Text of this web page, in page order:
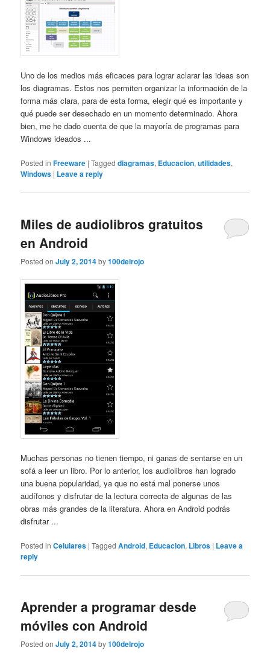
Uno de los medios más eficaces para lograr aclarar las ideas son
los diagramas. Estos nos permiten organizar la información de la
forma más clara, para de esta forma, elegir qué es importante y
qué puede ser desechado en un momento determinado. Ahora
bien, me he dado cuenta de que la mayoría de programas para
Windows ideados ...
Posted in Freeware |Tagged diagramas, Educacion,utilidades,
Windows | Leave a reply
Miles de audiolibros gratuitos
en Android
Posted onJuly 2, 2014by100delrojo
Muchas personas no tienen tiempo, ni ganas de sentarse en un
sofá a leer un libro. Por lo anterior, los audiolibros han logrado
una buena popularidad, ya que no está mal ponerse unos
audífonos y disfrutar de la lectura correcta de algunas de las
obras más grandes de la literatura. Ahora en Android podrás
disfrutar ...
Posted in Celulares |Tagged Android, Educacion, Libros | Leave a
reply
Aprender a programar desde
móviles con Android
Posted onJuly 2, 2014by100delrojo